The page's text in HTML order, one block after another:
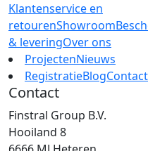
Klantenservice en
retourenShowroom
& leveringOver ons
ProjectenNieuws
RegistratieBlogContact
Contact
Finstral Group B.V.
Hooiland 8